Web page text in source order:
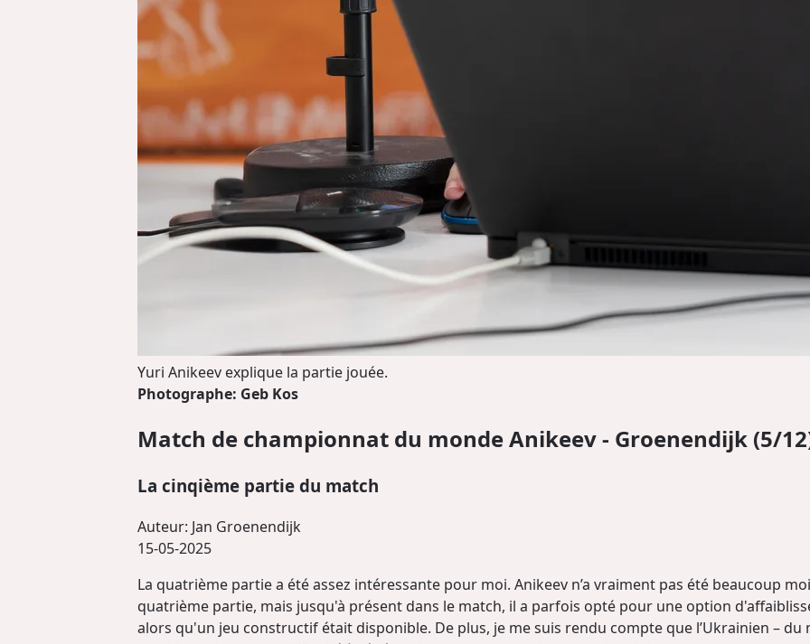
Yuri Anikeev explique la partie jouée.
Photographe: Geb Kos
Match de championnat du monde Anikeev - Groenendijk (5/
La cinqième partie du match
Auteur: Jan Groenendijk
15-05-2025
La quatrième partie a été assez intéressante pour moi. Anikeev n’a vraiment pas été beaucoup
quatrième partie, mais jusqu'à présent dans le match, il a parfois opté pour une option
alors qu'un jeu constructif était disponible. De plus, je me suis rendu compte que l’Ukrainien –